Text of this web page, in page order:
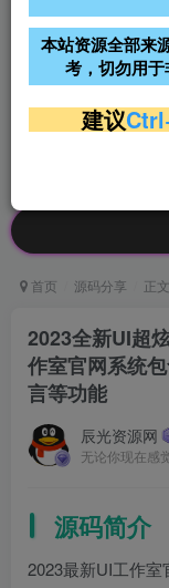
阿里云2核2G200M
年
超低价文字广告
首页 源码分享 正文
2023全新UI超
作室官网系统
言等功能
辰光资源网
源码简介
2023最新UI工作
本站资源全部来
考，切勿用
建议